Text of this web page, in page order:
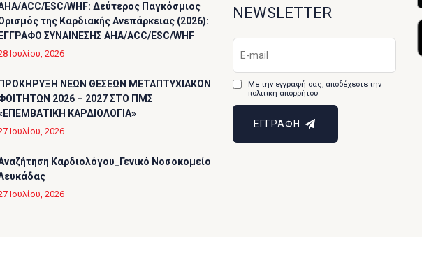
ACC/ESC/WHF: Δεύτερος Παγκόσμιος
της Καρδιακής Ανεπάρκειας (2026):
ΕΓΓΡΑΦΟ ΣΥΝΑΙΝΕΣΗΣ AHA/ACC/ESC/WHF
Ιουλίου, 2026
ΠΡΟΚΗΡΥΞΗ ΝΕΩΝ ΘΕΣΕΩΝ ΜΕΤΑΠΤΥΧΙΑΚΩΝ
2026 – 2027 ΣΤΟ ΠΜΣ
ΚΑΡΔΙΟΛΟΓΙΑ»
Ιουλίου, 2026
Καρδιολόγου_Γενικό Νοσοκομείο
Ιουλίου, 2026
NEWSLETTER
Με την εγγραφή σας, αποδέχεστε την
πολιτική απορρήτου
ΕΓΓΡΑΦΗ